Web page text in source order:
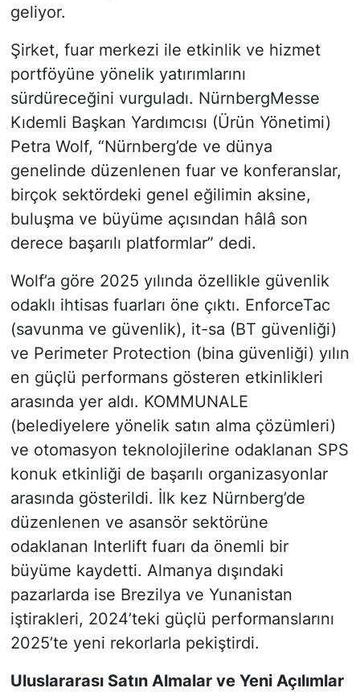
geliyor.
Şirket, fuar merkezi ile etkinlik ve hizmet
portföyüne yönelik yatırımlarını
sürdüreceğini vurguladı. NürnbergMesse
Kıdemli Başkan Yardımcısı (Ürün Yönetimi)
Petra Wolf, “Nürnberg’de ve dünya
genelinde düzenlenen fuar ve konferanslar,
birçok sektördeki genel eğilimin aksine,
buluşma ve büyüme açısından hâlâ son
derece başarılı platformlar” dedi.
Wolf’a göre 2025 yılında özellikle güvenlik
odaklı ihtisas fuarları öne çıktı. EnforceTac
(savunma ve güvenlik), it-sa (BT güvenliği)
ve Perimeter Protection (bina güvenliği) yılın
en güçlü performans gösteren etkinlikleri
arasında yer aldı. KOMMUNALE
(belediyelere yönelik satın alma çözümleri)
ve otomasyon teknolojilerine odaklanan SPS
konuk etkinliği de başarılı organizasyonlar
arasında gösterildi. İlk kez Nürnberg’de
düzenlenen ve asansör sektörüne
odaklanan Interlift fuarı da önemli bir
büyüme kaydetti. Almanya dışındaki
pazarlarda ise Brezilya ve Yunanistan
iştirakleri, 2024’teki güçlü performanslarını
2025’te yeni rekorlarla pekiştirdi.
Uluslararası Satın Almalar ve Yeni Açılımlar